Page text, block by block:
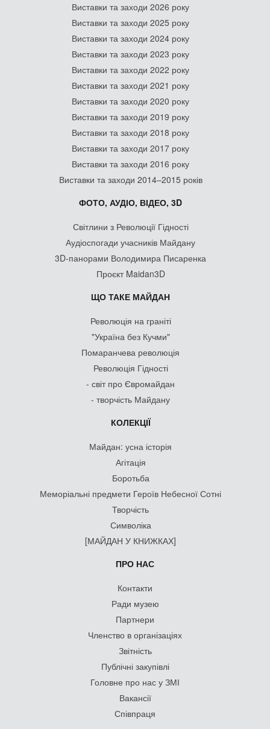
Виставки та заходи 2026 року
Виставки та заходи 2025 року
Виставки та заходи 2024 року
Виставки та заходи 2023 року
Виставки та заходи 2022 року
Виставки та заходи 2021 року
Виставки та заходи 2020 року
Виставки та заходи 2019 року
Виставки та заходи 2018 року
Виставки та заходи 2017 року
Виставки та заходи 2016 року
Виставки та заходи 2014–2015 років
ФОТО, АУДІО, ВІДЕО, 3D
Світлини з Революції Гідності
Аудіоспогади учасників Майдану
3D-панорами Володимира Писаренка
Проєкт Maidan3D
ЩО ТАКЕ МАЙДАН
Революція на граніті
"Україна без Кучми"
Помаранчева революція
Революція Гідності
- світ про Євромайдан
- творчість Майдану
КОЛЕКЦІЇ
Майдан: усна історія
Агітація
Боротьба
Меморіальні предмети Героїв Небесної Сотні
Творчість
Символіка
[МАЙДАН У КНИЖКАХ]
ПРО НАС
Контакти
Ради музею
Партнери
Членство в організаціях
Звітність
Публічні закупівлі
Головне про нас у ЗМІ
Вакансії
Співпраця